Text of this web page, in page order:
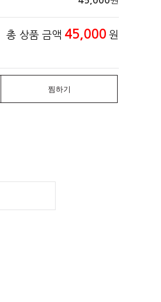
총 상품 금액 45,000 원
찜하기